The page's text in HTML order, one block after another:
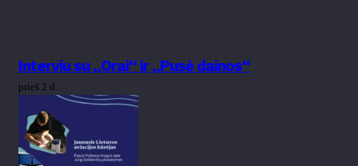
Interviu su „Orai“ ir „Pusė dainos“
prieš 2 d.